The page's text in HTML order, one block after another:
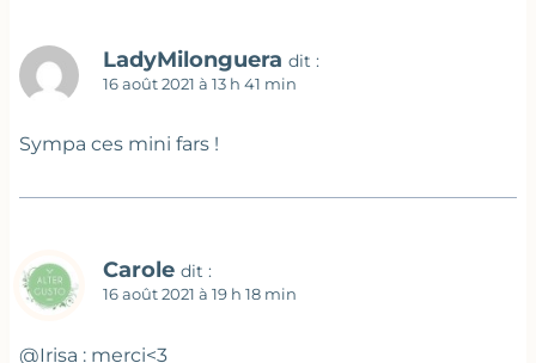
LadyMilonguera dit :
16 août 2021 à 13 h 41 min
Sympa ces mini fars !
Carole dit :
16 août 2021 à 19 h 18 min
@Irisa : merci<3